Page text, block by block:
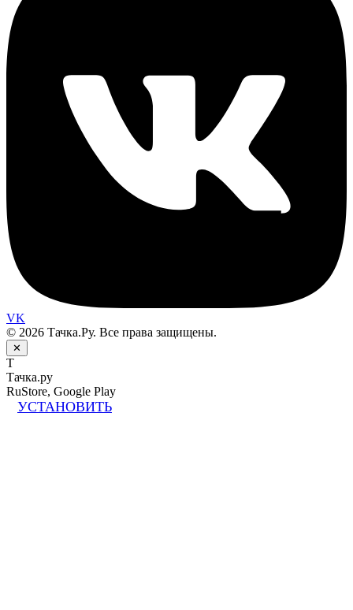
VK
© 2026 Тачка.Ру. Все права защищены.
✕
Т
Тачка.ру
RuStore, Google Play
УСТАНОВИТЬ